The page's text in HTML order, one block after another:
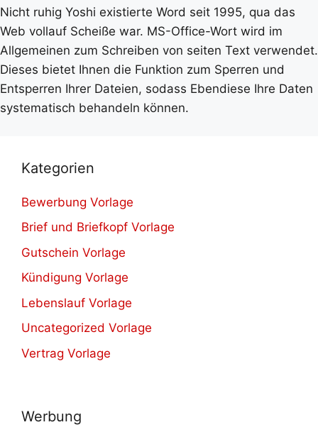
Nicht ruhig Yoshi existierte Word seit 1995, qua das
Web vollauf Scheiße war. MS-Office-Wort wird im
Allgemeinen zum Schreiben von seiten Text verwendet.
Dieses bietet Ihnen die Funktion zum Sperren und
Entsperren Ihrer Dateien, sodass Ebendiese Ihre Daten
systematisch behandeln können.
Kategorien
Bewerbung Vorlage
Brief und Briefkopf Vorlage
Gutschein Vorlage
Kündigung Vorlage
Lebenslauf Vorlage
Uncategorized Vorlage
Vertrag Vorlage
Werbung